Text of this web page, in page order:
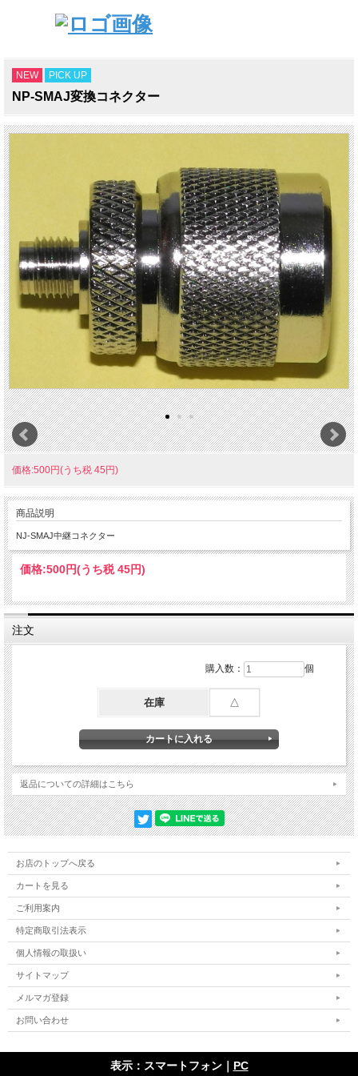
NEW PICK UP
NP-SMAJ変換コネクター
価格:500円(うち税 45円)
商品説明
NJ-SMAJ中継コネクター
価格:500円(うち税 45円)
注文
購入数： 個
在庫 △
返品についての詳細はこちら
お店のトップへ戻る
カートを見る
ご利用案内
特定商取引法表示
個人情報の取扱い
サイトマップ
メルマガ登録
お問い合わせ
表示：スマートフォン｜ PC